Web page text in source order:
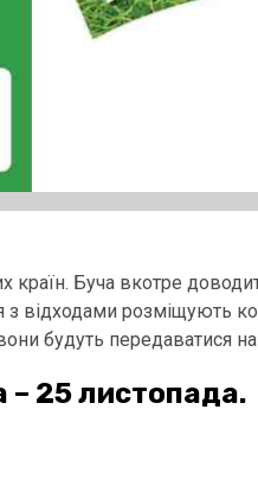
країн. Буча вкотре
відходами розміщують
будуть передаватися
– 25 листопада.